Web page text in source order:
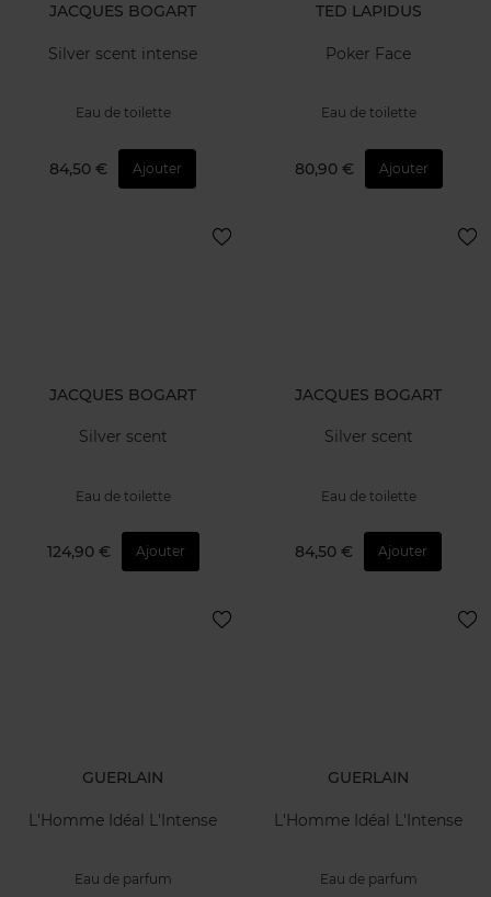
JACQUES BOGART
Silver scent intense
Eau de toilette
84,50 € Ajouter
TED LAPIDUS
Poker Face
Eau de toilette
80,90 € Ajouter
JACQUES BOGART
Silver scent
Eau de toilette
124,90 € Ajouter
JACQUES BOGART
Silver scent
Eau de toilette
84,50 € Ajouter
GUERLAIN
L'Homme Idéal L'Intense
Eau de parfum
GUERLAIN
L'Homme Idéal L'Intense
Eau de parfum